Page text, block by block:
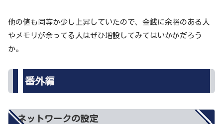
他の値も同等か少し上昇していたので、金銭に余裕のある人
やメモリが余ってる人はぜひ増設してみてはいかがだろう
か。
番外編
ネットワークの設定